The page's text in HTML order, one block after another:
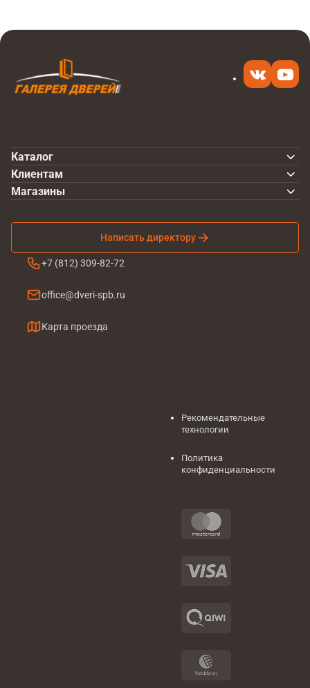
Каталог
Клиентам
Написать директору
+7 (812) 309-82-72
office@dveri-spb.ru
Карта проезда
Магазины
Рекомендательные
технологии
Политика
конфиденциальности